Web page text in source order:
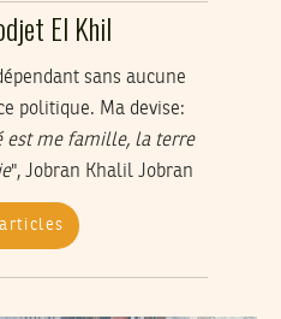
El Khil
sans aucune
politique. Ma devise:
est me famille, la terre
", Jobran Khalil Jobran
articles